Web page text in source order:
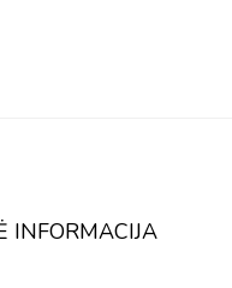
INFORMACIJA